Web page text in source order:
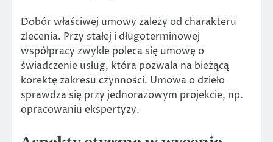
Dobór właściwej umowy zależy od charakteru
zlecenia. Przy stałej i długoterminowej
współpracy zwykle poleca się umowę o
świadczenie usług, która pozwala na bieżącą
korektę zakresu czynności. Umowa o dzieło
sprawdza się przy jednorazowym projekcie, np.
opracowaniu ekspertyzy.